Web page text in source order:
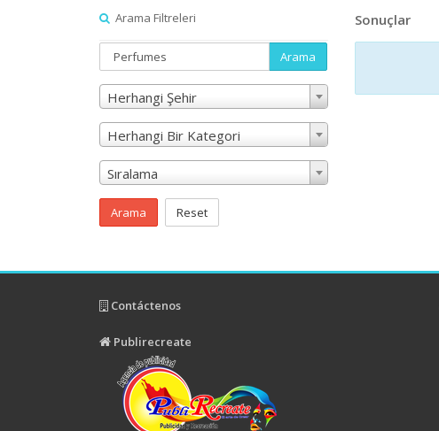
Arama Filtreleri
Arama
Herhangi Şehir
Herhangi Bir Kategori
Sıralama
Arama Reset
Sonuçlar
Contáctenos
Publirecreate